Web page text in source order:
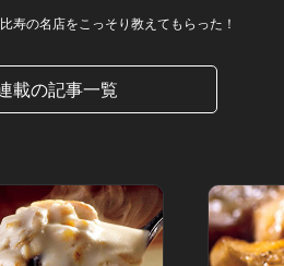
寿の名店をこっそり教えてもらった！
載の記事一覧